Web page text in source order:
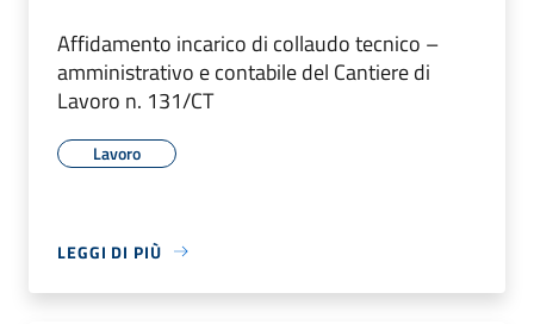
Affidamento incarico di collaudo tecnico –
amministrativo e contabile del Cantiere di
Lavoro n. 131/CT
Lavoro
LEGGI DI PIÙ